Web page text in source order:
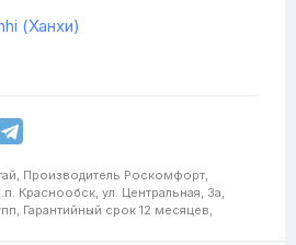
(Ханхи)
Производитель Роскомфорт,
Краснообск, ул. Центральная, 3а,
Гарантийный срок 12 месяцев,